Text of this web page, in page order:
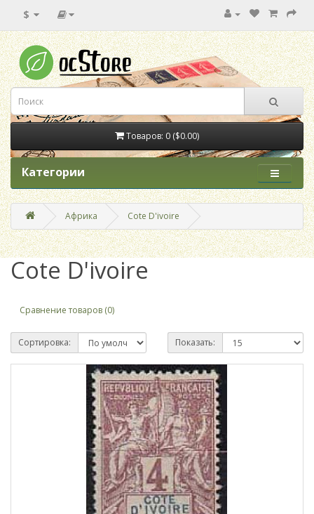
$
Товаров: 0 ($0.00)
Категории
Африка Cote D'ivoire
Cote D'ivoire
Сравнение товаров (0)
Сортировка: Показать: